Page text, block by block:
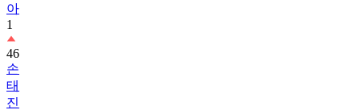
아
1
46
손
태
진